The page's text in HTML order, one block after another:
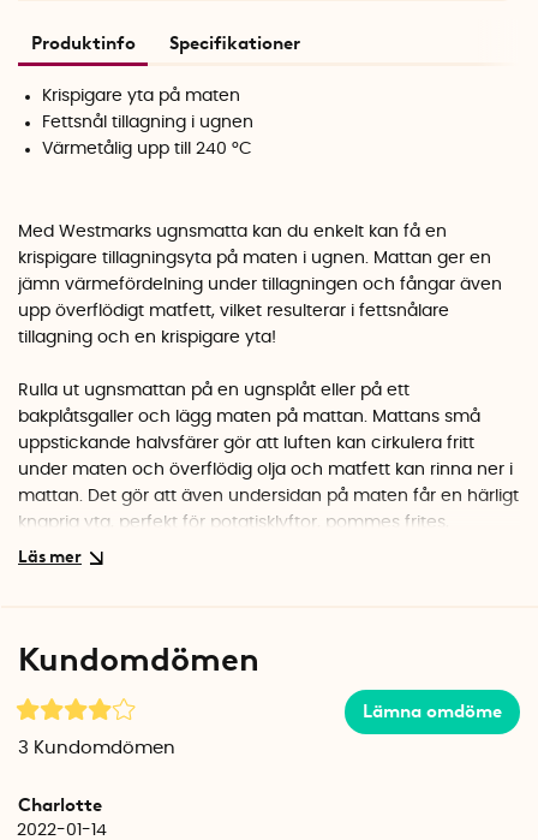
Produktinfo Specifikationer
Krispigare yta på maten
Fettsnål tillagning i ugnen
Värmetålig upp till 240 °C
Med Westmarks ugnsmatta kan du enkelt kan få en
krispigare tillagningsyta på maten i ugnen. Mattan ger en
jämn värmefördelning under tillagningen och fångar även
upp överflödigt matfett, vilket resulterar i fettsnålare
tillagning och en krispigare yta!
Rulla ut ugnsmattan på en ugnsplåt eller på ett
bakplåtsgaller och lägg maten på mattan. Mattans små
uppstickande halvsfärer gör att luften kan cirkulera fritt
under maten och överflödig olja och matfett kan rinna ner i
mattan. Det gör att även undersidan på maten får en härligt
knaprig yta, perfekt för potatisklyftor, pommes frites,
kyckling, grönsaker och många andra råvaror!
du rulla ihop den för enklare förvaring.
Ugnsmattan från tyska Westmark är 40 x 28 x 1 cm och
Kundomdömen
Lämna omdöme
3 Kundomdömen
Charlotte
2022-01-14